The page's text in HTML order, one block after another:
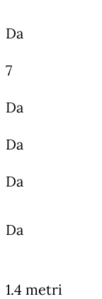
Da
7
Da
Da
Da
Da
1.4 metri